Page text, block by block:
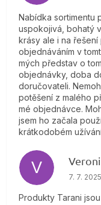
Nabídka sortimentu
uspokojivá, bohatý
krásy ale i na
objednáváním v
mých představ o
objednávky, doba
doručovateli.
potěšení z malého
mé objednávce.
jsem ho začala
krátkodobém
V
7. 7. 2025
Produkty Tarani